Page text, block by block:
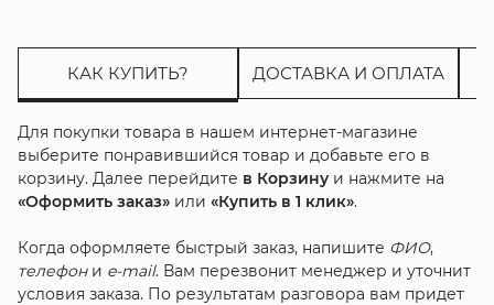
КАК КУПИТЬ? ДОСТАВКА И ОПЛАТА
Для покупки товара в нашем интернет-магазине
выберите понравившийся товар и добавьте его в
корзину. Далее перейдите в Корзинуи нажмите на
«Оформить заказ»или «Купить в 1 клик».
Когда оформляете быстрый заказ, напишите ФИО,
телефони e-mail. Вам перезвонит менеджер и уточнит
условия заказа. По результатам разговора вам придет